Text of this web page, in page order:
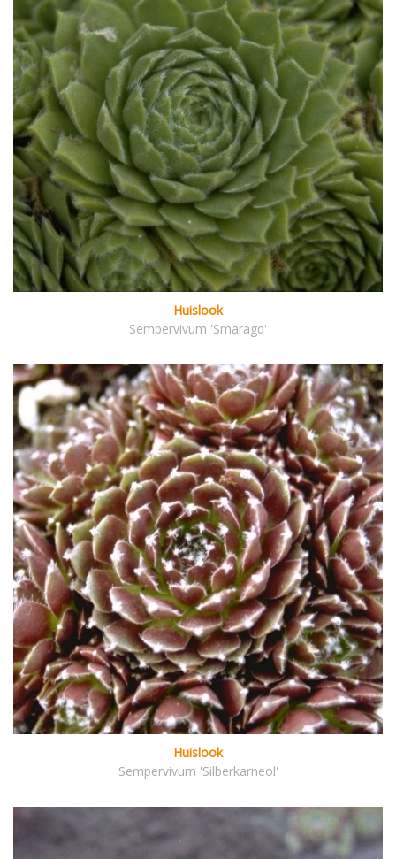
Huislook
Sempervivum 'Smaragd'
Huislook
Sempervivum 'Silberkarneol'